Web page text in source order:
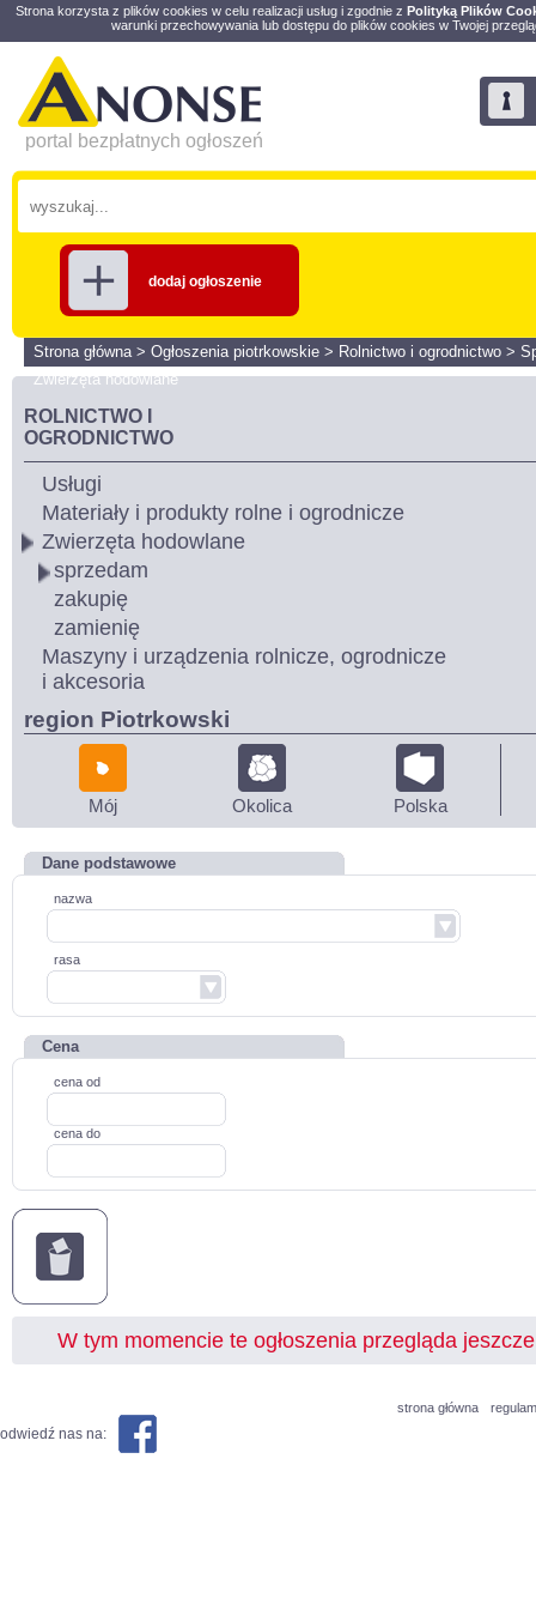
Strona korzysta z plików cookies w celu realizacji usług i zgodnie z Polityką Plików
warunki przechowywania lub dostępu do plików cookies w Twojej
portal bezpłatnych ogłoszeń
dodaj ogłoszenie
Strona główna> Ogłoszenia piotrkowskie > Rolnictwo i ogrodnictwo >
Zwierzęta hodowlane
ROLNICTWO I
OGRODNICTWO
Usługi
Materiały i produkty rolne i ogrodnicze
Zwierzęta hodowlane
sprzedam
zakupię
zamienię
Maszyny i urządzenia rolnicze, ogrodnicze
i akcesoria
region Piotrkowski
Mój Okolica Polska
Dane podstawowe
nazwa
rasa
Cena
cena od
cena do
W tym momencie te ogłoszenia przegląda
strona główna
odwiedź nas na: